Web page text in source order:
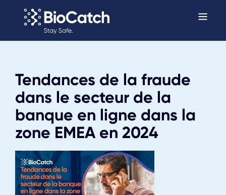
Tendances de la fraude
dans le secteur de la
banque en ligne dans la
zone EMEA en 2024